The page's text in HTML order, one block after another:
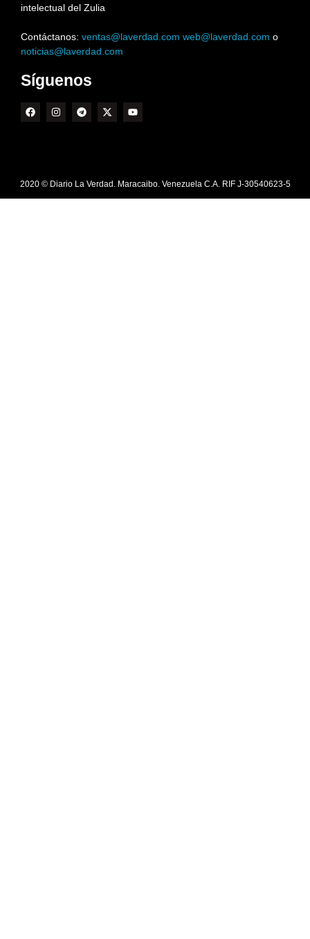
intelectual del Zulia
Contáctanos: ventas@laverdad.com web@laverdad.com o
noticias@laverdad.com
Síguenos
2020 © Diario La Verdad. Maracaibo. Venezuela C.A. RIF J-30540623-5